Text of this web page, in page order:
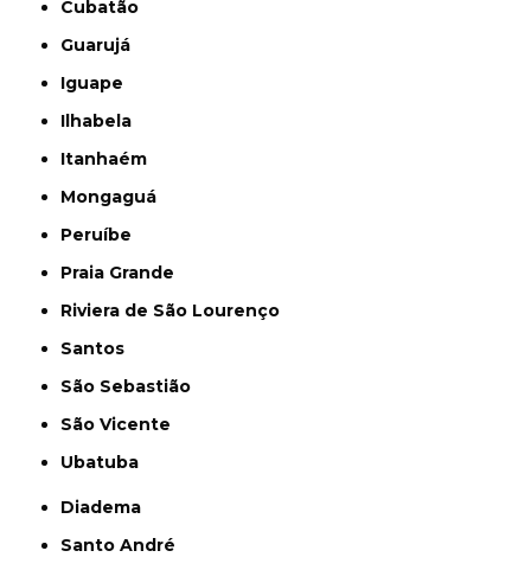
Cubatão
Guarujá
Iguape
Ilhabela
Itanhaém
Mongaguá
Peruíbe
Praia Grande
Riviera de São Lourenço
Santos
São Sebastião
São Vicente
Ubatuba
Diadema
Santo André